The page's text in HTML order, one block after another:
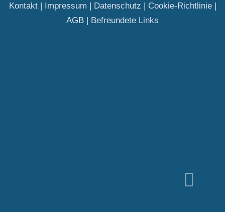
Kontakt| Impressum | Datenschutz | Cookie-Richtlinie|
AGB | Befreundete Links